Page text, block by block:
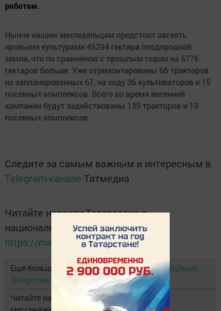
работам.
Нынче нашим земледельцам предстоит засеять
яровыми культурами 45294 гектара плодородной
земли, что по сравнению с прошлым годом на 5776
гектаров больше. Уже отремонтированы 66 тракторов
из запланированных 67, на ходу 36 культиваторов и 15
посевных комплексов. Всего во время весенней
кампании будут задействованы 139 тракторов и 19
посевных комплексов.
Следите за самым важным и интересным в
Telegram-канале Татмедиа
Читайте новости Татарстана в
национальном мессенджере MАХ:
https://max.ru/tatmedia
Ещё больше новостей в Telegram-каналеБугульма
Татарстан
Читайте наши новости в национальном